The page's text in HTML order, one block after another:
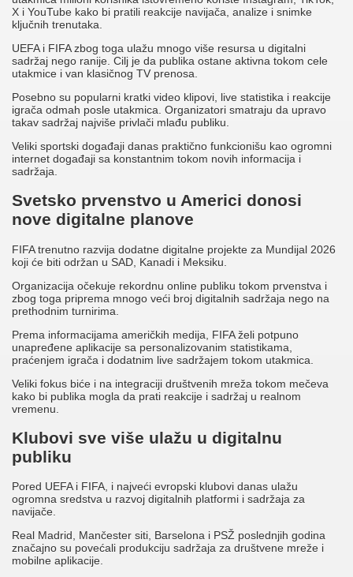
X i YouTube kako bi pratili reakcije navijača, analize i snimke
ključnih trenutaka.
UEFA i FIFA zbog toga ulažu mnogo više resursa u digitalni
sadržaj nego ranije. Cilj je da publika ostane aktivna tokom cele
utakmice i van klasičnog TV prenosa.
Posebno su popularni kratki video klipovi, live statistika i reakcije
igrača odmah posle utakmica. Organizatori smatraju da upravo
takav sadržaj najviše privlači mlađu publiku.
Veliki sportski događaji danas praktično funkcionišu kao ogromni
internet događaji sa konstantnim tokom novih informacija i
sadržaja.
Svetsko prvenstvo u Americi donosi
nove digitalne planove
FIFA trenutno razvija dodatne digitalne projekte za Mundijal 2026
koji će biti održan u SAD, Kanadi i Meksiku.
Organizacija očekuje rekordnu online publiku tokom prvenstva i
zbog toga priprema mnogo veći broj digitalnih sadržaja nego na
prethodnim turnirima.
Prema informacijama američkih medija, FIFA želi potpuno
unapređene aplikacije sa personalizovanim statistikama,
praćenjem igrača i dodatnim live sadržajem tokom utakmica.
Veliki fokus biće i na integraciji društvenih mreža tokom mečeva
kako bi publika mogla da prati reakcije i sadržaj u realnom
vremenu.
Klubovi sve više ulažu u digitalnu
publiku
Pored UEFA i FIFA, i najveći evropski klubovi danas ulažu
ogromna sredstva u razvoj digitalnih platformi i sadržaja za
navijače.
Real Madrid, Mančester siti, Barselona i PSŽ poslednjih godina
značajno su povećali produkciju sadržaja za društvene mreže i
mobilne aplikacije.